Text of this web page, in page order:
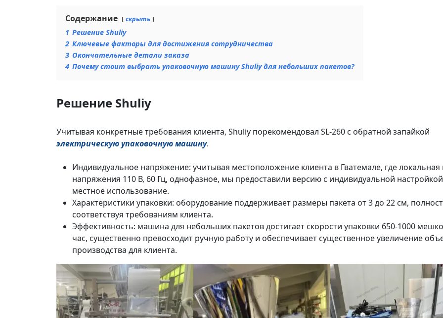
Содержание скрыть
1 Решение Shuliy
2 Ключевые факторы для достижения сотрудничества
3 Окончательные детали заказа
4 Почему стоит выбрать упаковочную машину Shuliy для небольших пакетов?
Решение Shuliy
Учитывая конкретные требования клиента, Shuliy порекомендовал SL-260 с обратной запайкой
электрическую упаковочную машину.
Индивидуальное напряжение: учитывая местоположение клиента в Гватемале, где
напряжения 110 В, 60 Гц, однофазное, мы предоставили версию с индивидуальной
местное использование.
Характеристики упаковки: оборудование поддерживает размеры пакета от 3 до 22 см,
соответствуя требованиям клиента.
Эффективность: машина для небольших пакетов достигает скорости упаковки 650-1000
час, существенно превосходит ручную работу и обеспечивает существенное увеличение
производства для клиента.